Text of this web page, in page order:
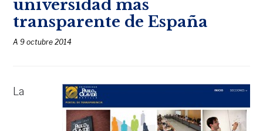
universidad más
transparente de España
A 9 octubre 2014
La